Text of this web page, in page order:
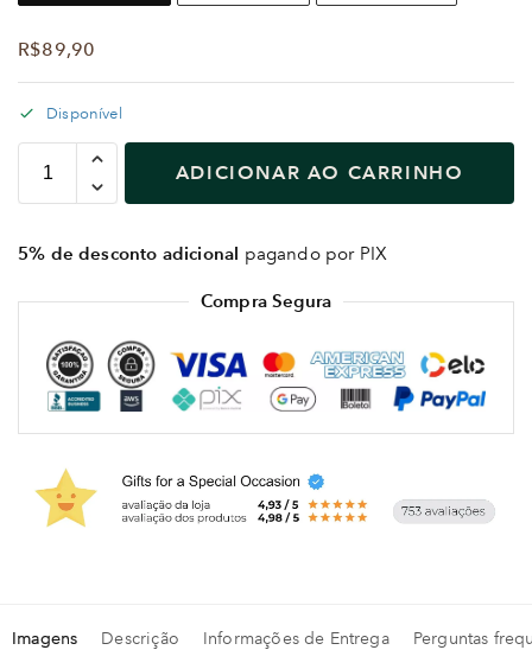
R$89,90
Disponível
ADICIONAR AO CARRINHO
5% de desconto adicional pagando por PIX
Compra Segura
Imagens Descrição Informações de Entrega Perguntas